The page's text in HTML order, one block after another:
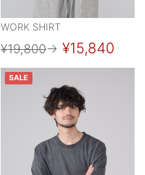
WORK SHIRT
¥19,800→ ¥15,840
SALE